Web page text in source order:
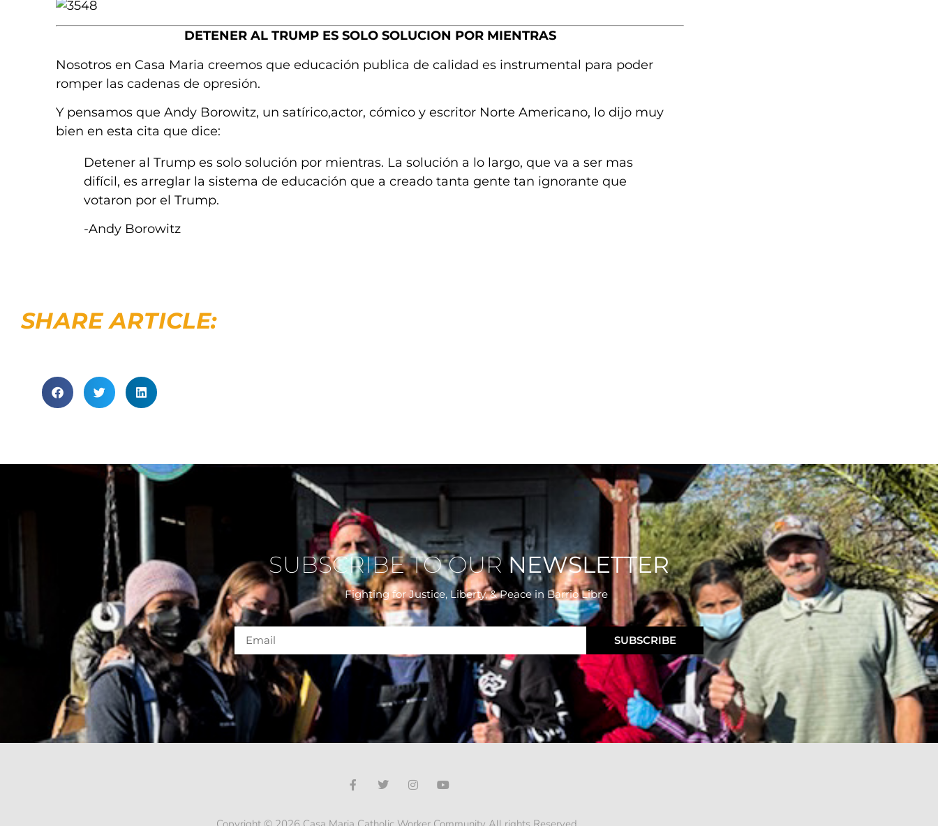
DETENER AL TRUMP ES SOLO SOLUCION POR MIENTRAS
Nosotros en Casa Maria creemos que educación publica de calidad es instrumental para poder
romper las cadenas de opresión.
Y pensamos que Andy Borowitz, un satírico,actor, cómico y escritor Norte Americano, lo dijo muy
bien en esta cita que dice:
Detener al Trump es solo solución por mientras. La solución a lo largo, que va a ser mas
difícil, es arreglar la sistema de educación que a creado tanta gente tan ignorante que
votaron por el Trump.
-Andy Borowitz
SHARE ARTICLE:
SUBSCRIBE TO OUR NEWSLETTER
Fighting for Justice, Liberty, & Peacein Barrio Libre
SUBSCRIBE